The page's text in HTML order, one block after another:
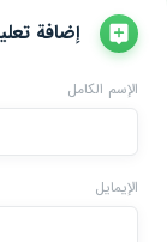
إضافة
الإسم الكامل
الإيمايل